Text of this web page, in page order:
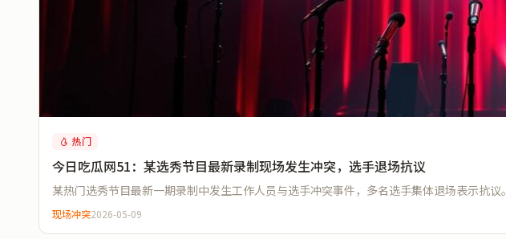
热门
今日吃瓜网51：某选秀节目最新录制现场发生冲突，选手退场抗议
某热门选秀节目最新一期录制中发生工作人员与选手冲突事件，多名选手集体退场表示抗议。
现场冲突2026-05-09